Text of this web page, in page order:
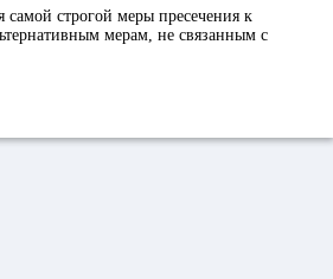
строгой меры пресечения к
мерам, не связанным с